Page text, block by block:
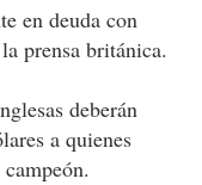
en deuda con
prensa británica.
deberán
a quienes